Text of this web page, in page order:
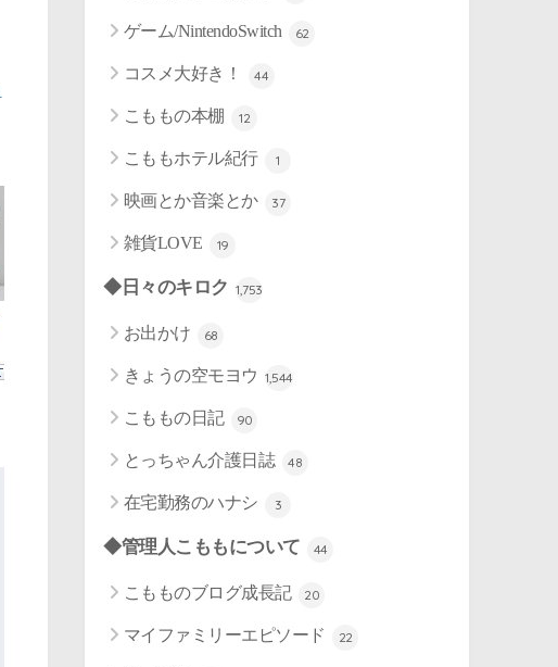
ゲーム/NintendoSwitch 62
コスメ大好き！ 44
こももの本棚 12
こももホテル紀行 1
映画とか音楽とか 37
雑貨LOVE 19
◆日々のキロク 1,753
お出かけ 68
きょうの空モヨウ 1,544
こももの日記 90
とっちゃん介護日誌 48
在宅勤務のハナシ 3
◆管理人こももについて 44
こもものブログ成長記 20
マイファミリーエピソード 22